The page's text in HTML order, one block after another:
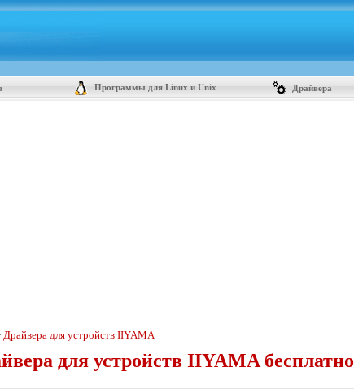
Программы для Linux и Unix Драйвера
Драйвера для устройств IIYAMA
для устройств IIYAMA бесплатно